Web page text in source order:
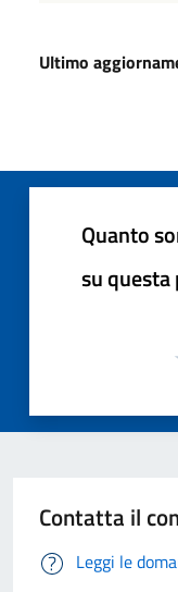
Ultimo
Quanto
su questa
Contatta il
Leggi le